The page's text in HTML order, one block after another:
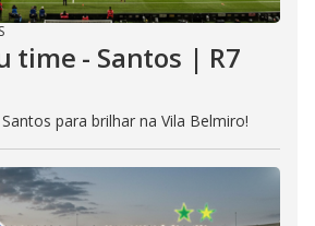
time - Santos | R7
para brilhar na Vila Belmiro!